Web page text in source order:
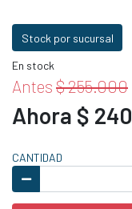
Stock por sucursal
En stock
Antes $ 255.000
Ahora $
CANTIDAD